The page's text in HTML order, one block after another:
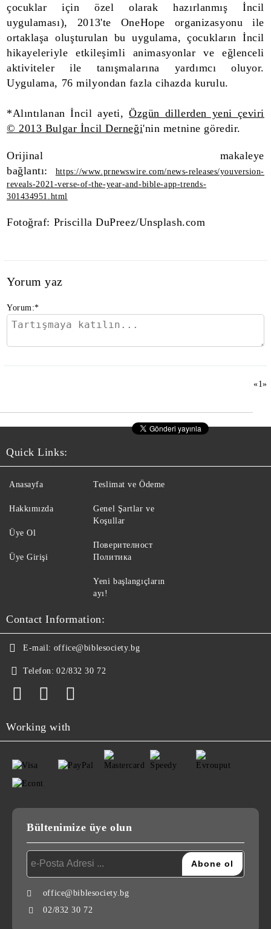
çocuklar için özel olarak hazırlanmış İncil
uygulaması), 2013'te OneHope organizasyonu ile
ortaklaşa oluşturulan bu uygulama, çocukların İncil
hikayeleriyle etkileşimli animasyonlar ve eğlenceli
aktiviteler ile tanışmalarına yardımcı oluyor.
Uygulama, 76 milyondan fazla cihazda kurulu.
*Alıntılanan İncil ayeti,Özgün dillerden yeni çeviri
© 2013 Bulgar İncil Derneği'nin metnine göredir.
Orijinal makaleye
bağlantı:
https://www.prnewswire.com/news-releases/youversion-
reveals-2021-verse-of-the-year-and-bible-app-trends-
301434951.html
Fotoğraf: Priscilla DuPreez/Unsplash.com
Yorum yaz
Yorum:*
«1»
Quick Links:
Anasayfa
Hakkımızda
Üye Ol
Üye Girişi
Teslimat ve Ödeme
Genel Şartlar ve
Koşullar
Поверителност
Политика
Yeni başlangıçların
ayı!
Contact Information:
E-mail: office@biblesociety.bg
Telefon: 02/832 30 72
Working with
Bültenimize üye olun
office@biblesociety.bg
02/832 30 72